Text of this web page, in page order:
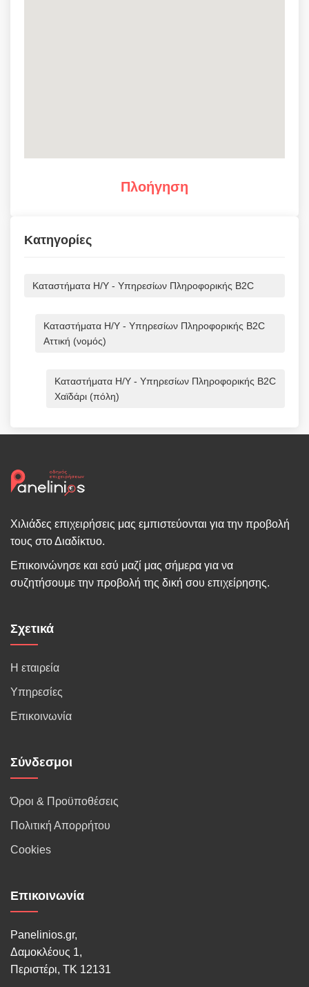
Πλοήγηση
Κατηγορίες
Καταστήματα Η/Υ - Υπηρεσίων Πληροφορικής B2C
Καταστήματα Η/Υ - Υπηρεσίων Πληροφορικής B2C
Αττική (νομός)
Καταστήματα Η/Υ - Υπηρεσίων Πληροφορικής B2C
Χαϊδάρι (πόλη)
Χιλιάδες επιχειρήσεις μας εμπιστεύονται για την προβολή
τους στο Διαδίκτυο.
Επικοινώνησε και εσύ μαζί μας σήμερα για να
συζητήσουμε την προβολή της δική σου επιχείρησης.
Σχετικά
Η εταιρεία
Υπηρεσίες
Επικοινωνία
Σύνδεσμοι
Όροι & Προϋποθέσεις
Πολιτική Απορρήτου
Cookies
Επικοινωνία
Panelinios.gr,
Δαμοκλέους 1,
Περιστέρι, ΤΚ 12131